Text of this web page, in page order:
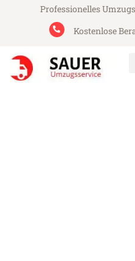
Professionelles
Kostenlose